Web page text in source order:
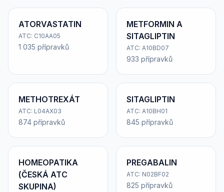
ATORVASTATIN
ATC: C10AA05
1 035 přípravků
METFORMIN A
SITAGLIPTIN
ATC: A10BD07
933 přípravků
METHOTREXÁT
ATC: L04AX03
874 přípravků
SITAGLIPTIN
ATC: A10BH01
845 přípravků
HOMEOPATIKA
(ČESKÁ ATC
SKUPINA)
PREGABALIN
ATC: N02BF02
825 přípravků